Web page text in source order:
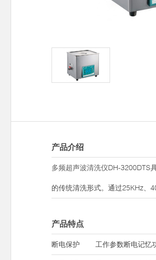
产品介绍
多频超声波清洗仪DH-3200DTS
的传统清洗形式。通过25KHz、
产品特点
断电保护 工作参数断电记忆